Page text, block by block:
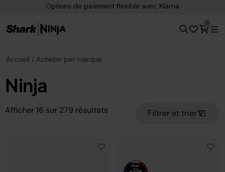
Options de paiement flexible avec Klarna
0
Accueil Acheter par marque
Ninja
Afficher 16 sur 279 résultats Filtrer et trier